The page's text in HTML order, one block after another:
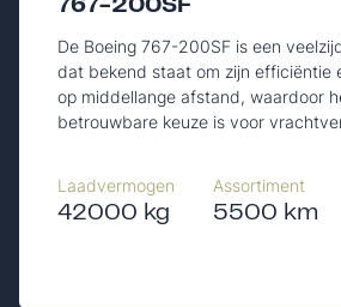
767-200SF
De Boeing 767-200SF is een
dat bekend staat om zijn efficiëntie
op middellange afstand, waardoor
betrouwbare keuze is voor
Laadvermogen
42000 kg
Assortiment
5500 km